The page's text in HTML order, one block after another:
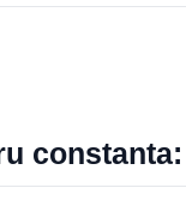
constanta: